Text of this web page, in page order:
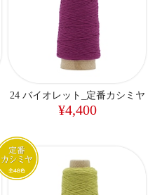
24 バイオレット_定番カシミヤ
¥4,400